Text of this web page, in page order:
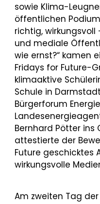
sowie Klima-
öffentlichen
richtig,
und mediale
wie ernst?“ kamen
Fridays for Future-
klimaaktive
Schule in
Bürgerforum
Bernhard Pötter ins
attestierte der
Future geschicktes
wirkungsvolle
Am zweiten Tag